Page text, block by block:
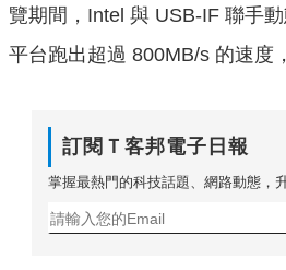
覽期間，Intel 與 USB-IF 聯手
平台跑出超過 800MB/s 的速度
訂閱Ｔ客邦電子日報
掌握最熱門的科技話題、網路動態，